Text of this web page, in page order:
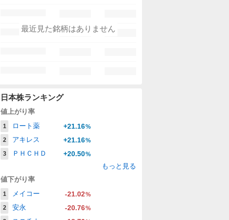
最近見た銘柄はありません
日本株ランキング
値上がり率
1 ロート薬 +21.16%
2
アキレス +21.16%
3
ＰＨＣＨＤ +20.50%
もっと見る
値下がり率
1 メイコー -21.02%
2
安永 -20.76%